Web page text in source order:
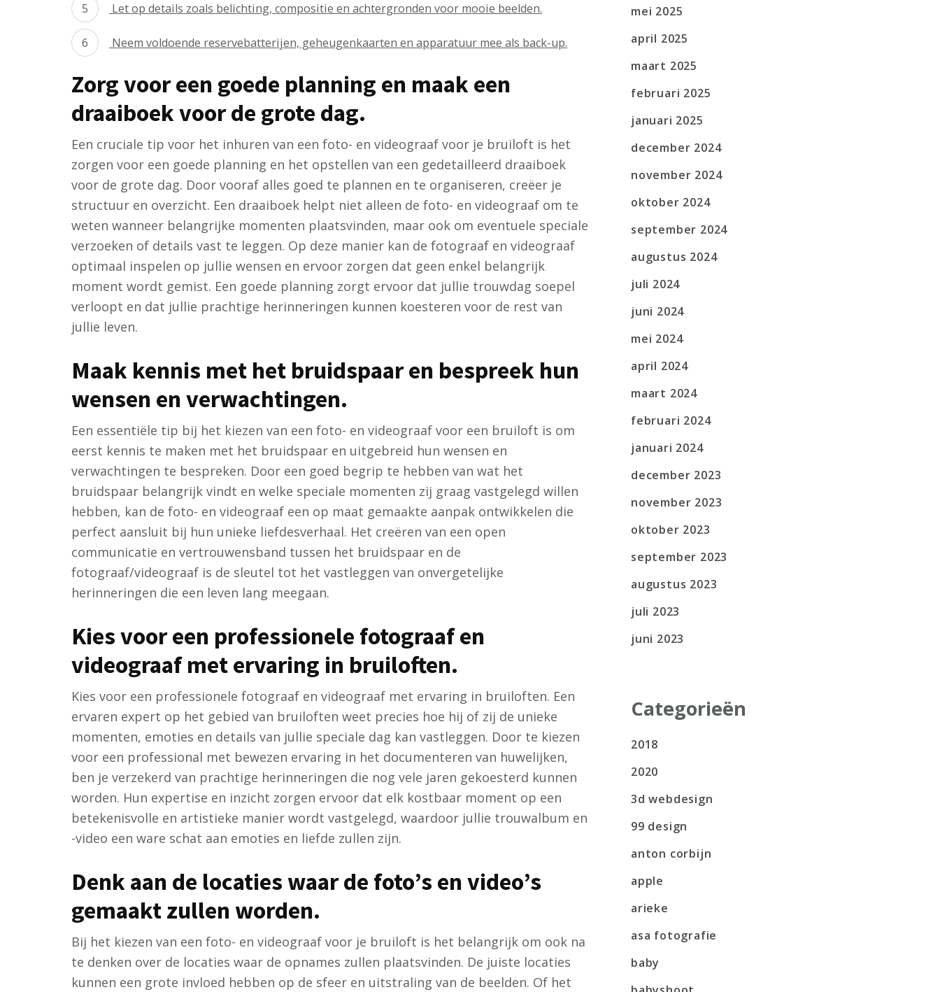
Let op details zoals belichting, compositie en achtergronden voor mooie beelden.
Neem voldoende reservebatterijen, geheugenkaarten en apparatuur mee als back-up.
Zorg voor een goede planning en maak een
draaiboek voor de grote dag.
Een cruciale tip voor het inhuren van een foto- en videograaf voor je bruiloft is het
zorgen voor een goede planning en het opstellen van een gedetailleerd draaiboek
voor de grote dag. Door vooraf alles goed te plannen en te organiseren, creëer je
structuur en overzicht. Een draaiboek helpt niet alleen de foto- en videograaf om te
weten wanneer belangrijke momenten plaatsvinden, maar ook om eventuele speciale
verzoeken of details vast te leggen. Op deze manier kan de fotograaf en videograaf
optimaal inspelen op jullie wensen en ervoor zorgen dat geen enkel belangrijk
moment wordt gemist. Een goede planning zorgt ervoor dat jullie trouwdag soepel
verloopt en dat jullie prachtige herinneringen kunnen koesteren voor de rest van
jullie leven.
Maak kennis met het bruidspaar en bespreek hun
wensen en verwachtingen.
Een essentiële tip bij het kiezen van een foto- en videograaf voor een bruiloft is om
eerst kennis te maken met het bruidspaar en uitgebreid hun wensen en
verwachtingen te bespreken. Door een goed begrip te hebben van wat het
bruidspaar belangrijk vindt en welke speciale momenten zij graag vastgelegd willen
hebben, kan de foto- en videograaf een op maat gemaakte aanpak ontwikkelen die
perfect aansluit bij hun unieke liefdesverhaal. Het creëren van een open
communicatie en vertrouwensband tussen het bruidspaar en de
fotograaf/videograaf is de sleutel tot het vastleggen van onvergetelijke
herinneringen die een leven lang meegaan.
Kies voor een professionele fotograaf en
videograaf met ervaring in bruiloften.
Kies voor een professionele fotograaf en videograaf met ervaring in bruiloften. Een
ervaren expert op het gebied van bruiloften weet precies hoe hij of zij de unieke
momenten, emoties en details van jullie speciale dag kan vastleggen. Door te kiezen
voor een professional met bewezen ervaring in het documenteren van huwelijken,
ben je verzekerd van prachtige herinneringen die nog vele jaren gekoesterd kunnen
worden. Hun expertise en inzicht zorgen ervoor dat elk kostbaar moment op een
betekenisvolle en artistieke manier wordt vastgelegd, waardoor jullie trouwalbum en
-video een ware schat aan emoties en liefde zullen zijn.
Denk aan de locaties waar de foto’s en video’s
gemaakt zullen worden.
Bij het kiezen van een foto- en videograaf voor je bruiloft is het belangrijk om ook na
te denken over de locaties waar de opnames zullen plaatsvinden. De juiste locaties
kunnen een grote invloed hebben op de sfeer en uitstraling van de beelden. Of het
mei 2025
april 2025
maart 2025
februari 2025
januari 2025
december 2024
november 2024
oktober 2024
september 2024
augustus 2024
juli 2024
juni 2024
mei 2024
april 2024
maart 2024
februari 2024
januari 2024
december 2023
november 2023
oktober 2023
september 2023
augustus 2023
juli 2023
juni 2023
Categorieën
2018
2020
3d webdesign
99 design
anton corbijn
apple
arieke
asa fotografie
baby